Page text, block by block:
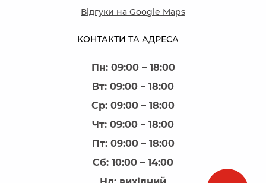
КОНТАКТИ ТА АДРЕСА
Пн: 09:00 – 18:00
Вт: 09:00 – 18:00
Ср: 09:00 – 18:00
Чт: 09:00 – 18:00
Пт: 09:00 – 18:00
Сб: 10:00 – 14:00
Відгуки на Google Maps